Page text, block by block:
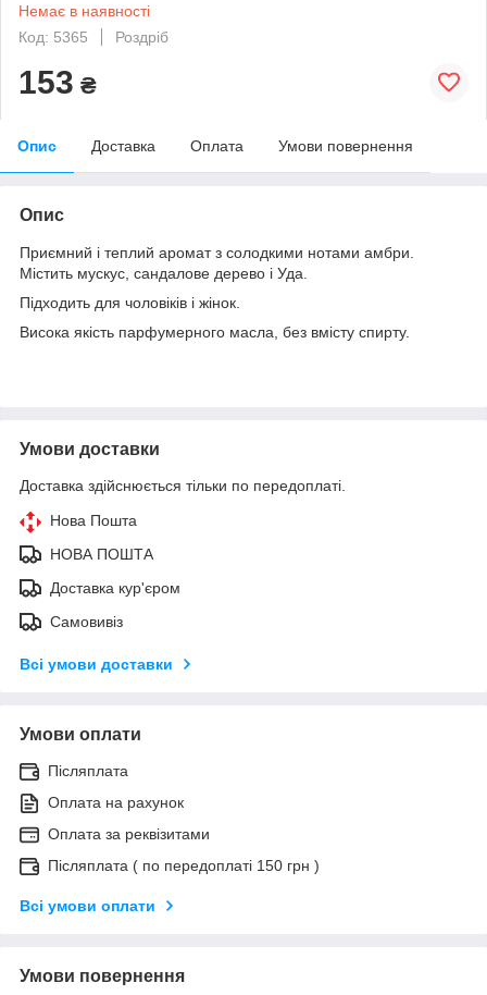
Немає в наявності
Код: 5365
Роздріб
153 ₴
Опис Доставка Оплата Умови повернення
Опис
Приємний і теплий аромат з солодкими нотами амбри.
Містить мускус, сандалове дерево і Уда.
Підходить для чоловіків і жінок.
Висока якість парфумерного масла, без вмісту спирту.
Умови доставки
Доставка здійснюється тільки по передоплаті.
Нова Пошта
НОВА ПОШТА
Доставка кур'єром
Самовивіз
Всі умови доставки
Умови оплати
Післяплата
Оплата на рахунок
Оплата за реквізитами
Післяплата ( по передоплаті 150 грн )
Всі умови оплати
Умови повернення